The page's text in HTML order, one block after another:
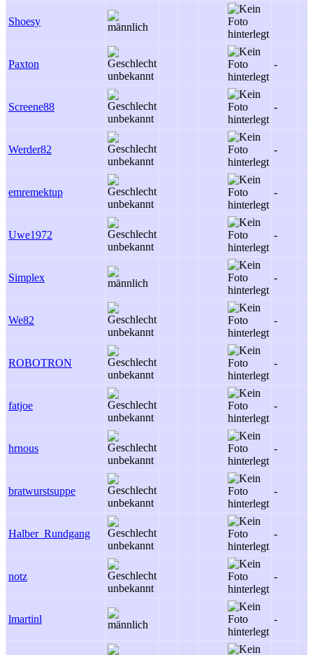
Shoesy
Paxton -
Screene88 -
Werder82 -
emremektup -
Uwe1972 -
Simplex -
We82 -
ROBOTRON -
fatjoe -
hrnous -
bratwurstsuppe -
Halber_Rundgang -
notz -
lmartinl -